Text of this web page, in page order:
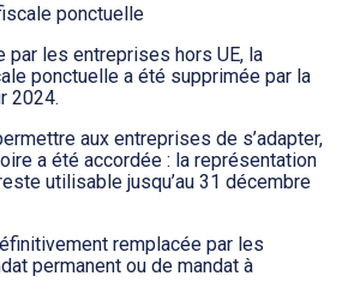
ponctuelle
par les entreprises hors UE, la
ponctuelle a été supprimée par la
2024.
aux entreprises de s’adapter,
a été accordée : la représentation
utilisable jusqu’au 31 décembre
remplacée par les
permanent ou de mandat à